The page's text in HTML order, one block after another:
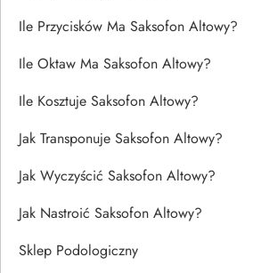
Ile Przycisków Ma Saksofon Altowy?
Ile Oktaw Ma Saksofon Altowy?
Ile Kosztuje Saksofon Altowy?
Jak Transponuje Saksofon Altowy?
Jak Wyczyścić Saksofon Altowy?
Jak Nastroić Saksofon Altowy?
Sklep Podologiczny